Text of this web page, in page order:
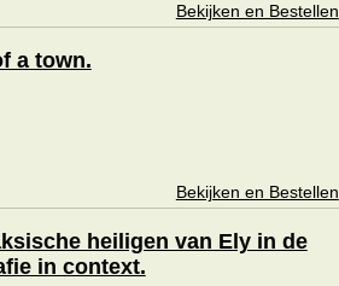
Bekijken en Bestellen
a town.
Bekijken en Bestellen
heiligen van Ely in de
in context.